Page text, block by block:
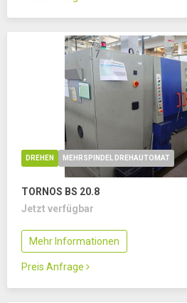
DREHEN MEHRSPINDEL DREHAUTOMAT
TORNOS BS 20.8
Jetzt verfügbar
Mehr Informationen
Preis Anfrage